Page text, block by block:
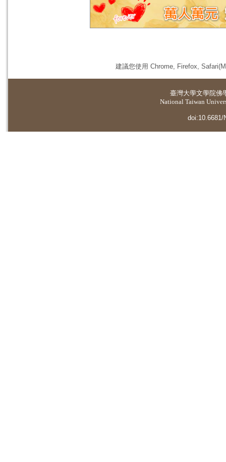
建議您使用 Chrome, Firefox,
臺灣大學文學院佛
National Taiwan
doi:10.6681/